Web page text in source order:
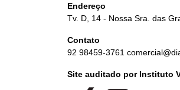
Endereço
Tv. D, 14 - Nossa Sra. das
Contato
92 98459-3761
Site auditado por Instituto